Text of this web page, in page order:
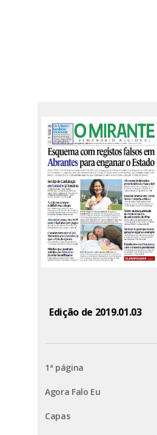
Edição de 2019.01.03
1ª página
Agora Falo Eu
Capas